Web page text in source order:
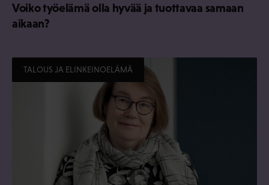
Voiko työelämä olla hyvää ja tuottavaa samaan
aikaan?
TALOUS JA ELINKEINOELÄMÄ